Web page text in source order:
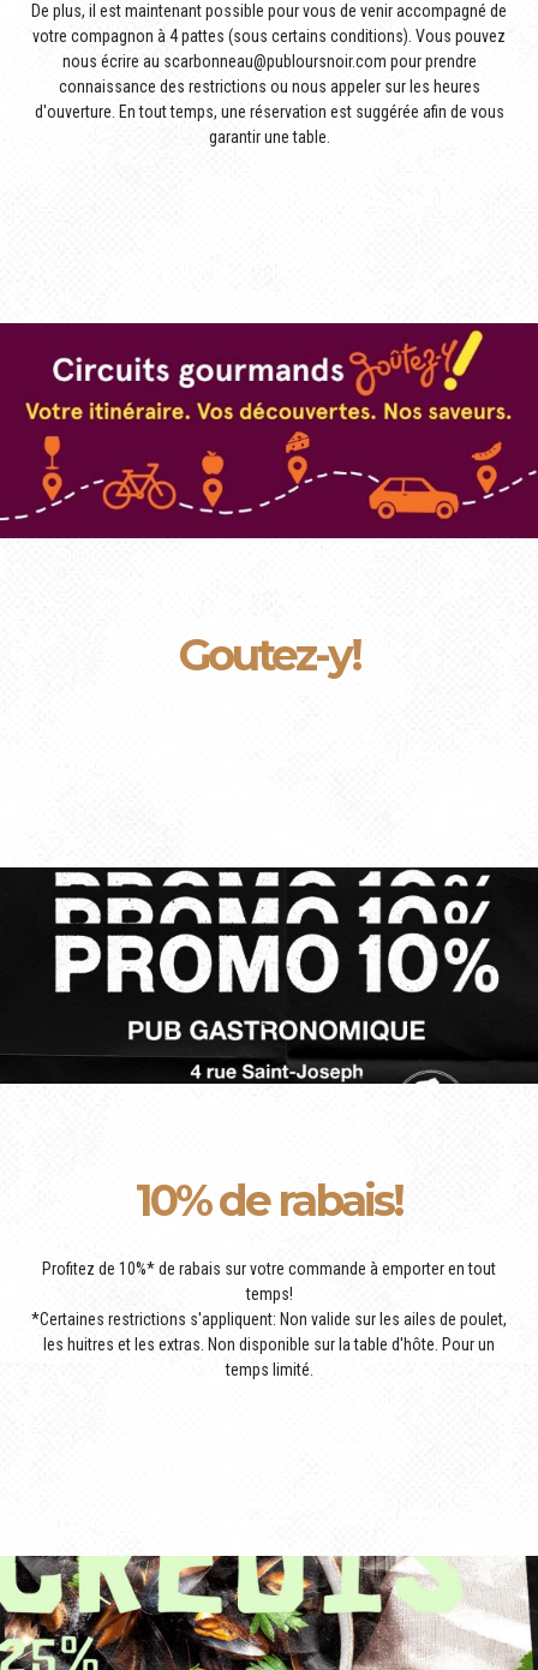
De plus, il est maintenant possible pour vous de venir accompagné de
votre compagnon à 4 pattes (sous certains conditions). Vous pouvez
nous écrire au scarbonneau@publoursnoir.com pour prendre
connaissance des restrictions ou nous appeler sur les heures
d'ouverture. En tout temps, une réservation est suggérée afin de vous
garantir une table.
Goutez-y!
10% de rabais!
Profitez de 10%* de rabais sur votre commande à emporter en tout
temps!
*Certaines restrictions s'appliquent: Non valide sur les ailes de poulet,
les huitres et les extras. Non disponible sur la table d'hôte. Pour un
temps limité.